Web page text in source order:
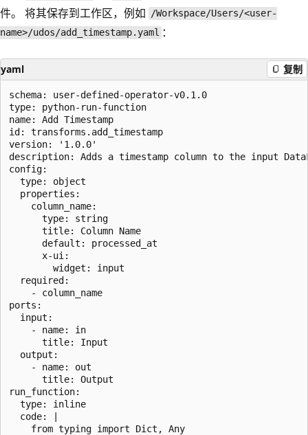
件。 将其保存到工作区，例如 /Workspace/Users/<user-
name>/udos/add_timestamp.yaml ：
yaml 复制
schema: user-defined-operator-v0.1.0
type: python-run-function
name: Add Timestamp
id: transforms.add_timestamp
version: '1.0.0'
description: Adds a timestamp column to the input
config:
  type: object
  properties:
    column_name:
      type: string
      title: Column Name
      default: processed_at
      x-ui:
        widget: input
  required:
    - column_name
ports:
  input:
    - name: in
      title: Input
  output:
    - name: out
      title: Output
run_function:
  type: inline
  code: |
    from typing import Dict, Any